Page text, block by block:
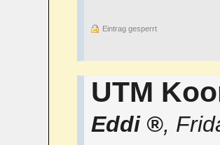
Eintrag gesperrt
UTM
Eddi ,